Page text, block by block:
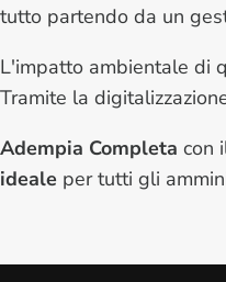
tutto partendo da un
L'impatto ambientale di
Tramite la
Adempia Completa con
ideale per tutti gli